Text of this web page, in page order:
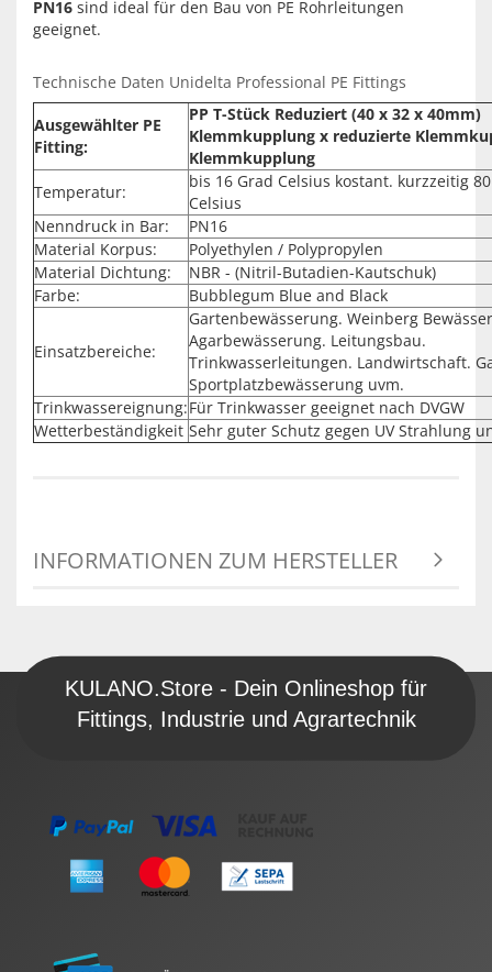
PN16 sind ideal für den Bau von PE Rohrleitungen
geeignet.
Technische Daten Unidelta Professional PE Fittings
Ausgewählter PE
Fitting:
PP T-Stück Reduziert (40 x 32 x 40mm)
Klemmkupplung x reduzierte
Klemmkupplung
Temperatur:
bis 16 Grad Celsius kostant. kurzzeitig
Celsius
Nenndruck in Bar:
PN16
Material Korpus:
Polyethylen / Polypropylen
Material Dichtung:
NBR - (Nitril-Butadien-Kautschuk)
Farbe:
Bubblegum Blue and Black
Einsatzbereiche:
Gartenbewässerung. Weinberg
Agarbewässerung. Leitungsbau.
Trinkwasserleitungen. Landwirtschaft.
Sportplatzbewässerung uvm.
Trinkwassereignung:Für Trinkwasser geeignet nach DVGW
Wetterbeständigkeit Sehr guter Schutz gegen UV Strahlung
INFORMATIONEN ZUM HERSTELLER
KULANO.Store - Dein Onlineshop für
Fittings, Industrie und Agrartechnik